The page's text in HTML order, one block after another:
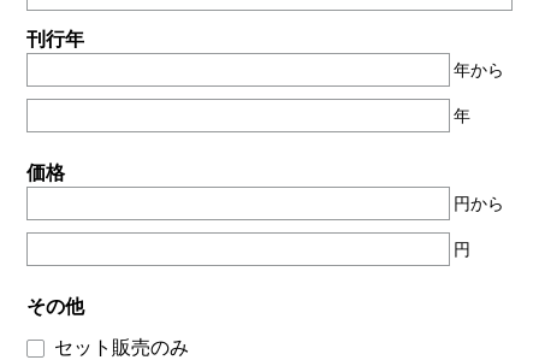
刊行年
年から
年
価格
円から
円
その他
セット販売のみ